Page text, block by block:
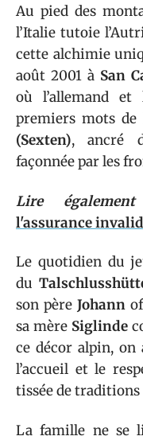
Au pied des
l’Italie tutoie
cette alchimie
août 2001 à San
où l’allemand
premiers mots
(Sexten), ancré
façonnée par les
Lire
l'assurance
Le quotidien du
du
son pèreJohann
sa mère Siglinde
ce décor alpin, on
l’accueil et le
tissée de
La famille ne se